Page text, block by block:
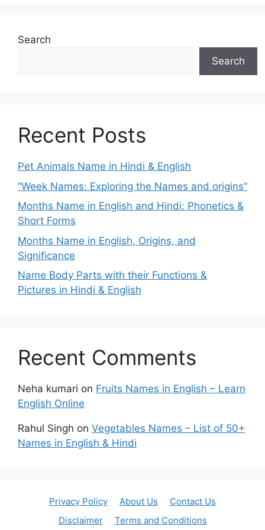
Search
Search
Recent Posts
Pet Animals Name in Hindi & English
“Week Names: Exploring the Names and origins”
Months Name in English and Hindi: Phonetics &
Short Forms
Months Name in English, Origins, and
Significance
Name Body Parts with their Functions &
Pictures in Hindi & English
Recent Comments
Neha kumari on Fruits Names in English – Learn
English Online
Rahul Singh on Vegetables Names – List of 50+
Names in English & Hindi
Privacy Policy About Us
Contact Us
Disclaimer
Terms and Conditions